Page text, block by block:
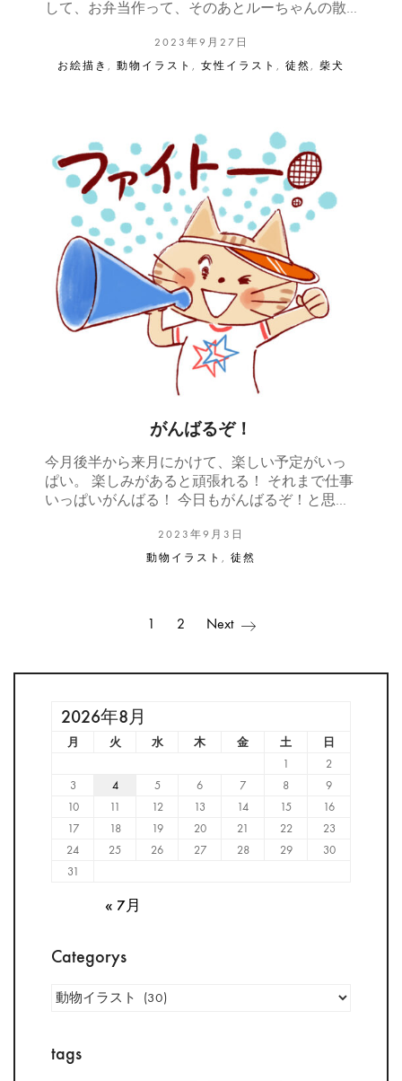
して、お弁当作って、そのあとルーちゃんの散…
2023年9月27日
お絵描き , 動物イラスト , 女性イラスト , 徒然 , 柴犬
がんばるぞ！
今月後半から来月にかけて、楽しい予定がいっ
ぱい。 楽しみがあると頑張れる！ それまで仕事
いっぱいがんばる！ 今日もがんばるぞ！と思…
2023年9月3日
動物イラスト , 徒然
1 2 Next
2026年8月
月 火 水 木 金 土
日
1
2
3
4 5 6 7 8
9
10
11 12 13 14 15
16
17
18 19 20 21 22
23
24
25 26 27 28 29
30
31
« 7月
Categorys
tags